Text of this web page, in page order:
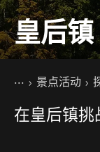
皇后
你的位置
主页景点活动
在皇后镇挑